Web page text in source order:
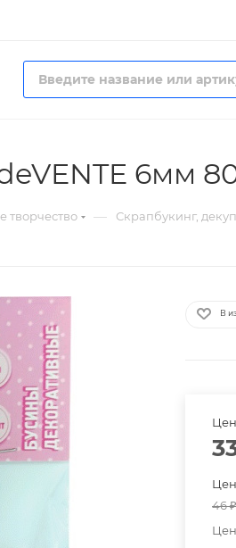
6мм
творчество — Скрапбукинг,
В
46